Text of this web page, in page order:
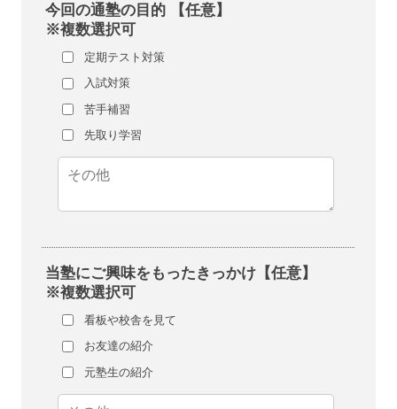
今回の通塾の目的 【任意】
※複数選択可
定期テスト対策
入試対策
苦手補習
先取り学習
当塾にご興味をもったきっかけ【任意】
※複数選択可
看板や校舎を見て
お友達の紹介
元塾生の紹介